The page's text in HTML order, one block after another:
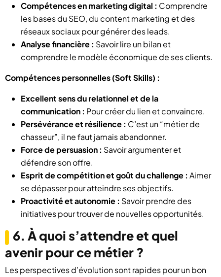
Compétences en marketing digital : Comprendre
les bases du SEO, du content marketing et des
réseaux sociaux pour générer des leads.
Analyse financière : Savoir lire un bilan et
comprendre le modèle économique de ses clients.
Compétences personnelles (Soft Skills) :
Excellent sens du relationnel et de la
communication : Pour créer du lien et convaincre.
Persévérance et résilience : C’est un “métier de
chasseur”, il ne faut jamais abandonner.
Force de persuasion : Savoir argumenter et
défendre son offre.
Esprit de compétition et goût du challenge : Aimer
se dépasser pour atteindre ses objectifs.
Proactivité et autonomie : Savoir prendre des
initiatives pour trouver de nouvelles opportunités.
6. À quoi s’attendre et quel
avenir pour ce métier ?
Les perspectives d’évolution sont rapides pour un bon